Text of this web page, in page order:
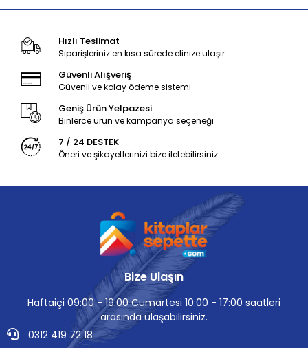
Hızlı Teslimat
Siparişleriniz en kısa sürede elinize ulaşır.
Güvenli Alışveriş
Güvenli ve kolay ödeme sistemi
Geniş Ürün Yelpazesi
Binlerce ürün ve kampanya seçeneği
7 / 24 DESTEK
Öneri ve şikayetlerinizi bize iletebilirsiniz.
Bize Ulaşın
Haftaiçi 09:00 - 19:00 Cumartesi 10:00 - 17:00 saatleri
arasında ulaşabilirsiniz.
0312 419 72 18